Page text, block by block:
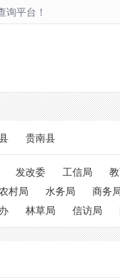
平台！
贵南县
发改委 工信局
村局 水务局 商务
林草局 信访局